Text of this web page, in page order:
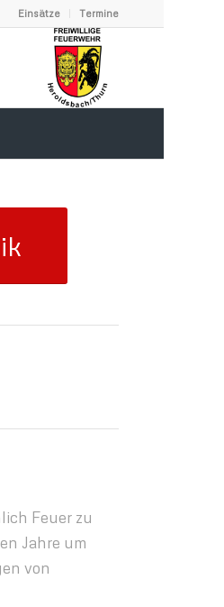
Einsätze Termine
Feuer zu
Jahre um
von